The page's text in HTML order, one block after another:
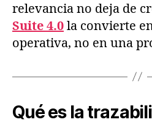
relevancia no deja de
Suite 4.0 la convierte
operativa, no en una
Qué es la